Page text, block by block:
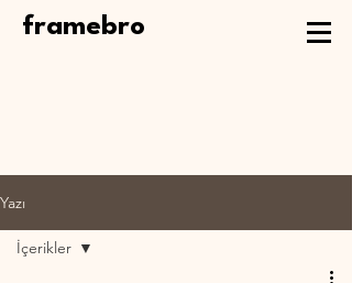
framebro
Yazı
İçerikler